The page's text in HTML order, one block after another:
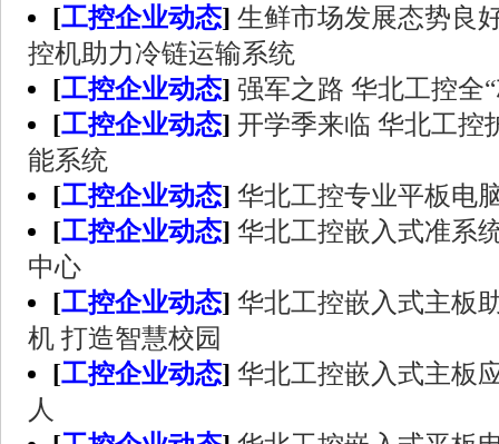
[工控企业动态] 生鲜市场发展态势良
控机助力冷链运输系统
[工控企业动态] 强军之路 华北工控全
[工控企业动态] 开学季来临 华北工控
能系统
[工控企业动态] 华北工控专业平板电
[工控企业动态] 华北工控嵌入式准系
中心
[工控企业动态] 华北工控嵌入式主板
机 打造智慧校园
[工控企业动态] 华北工控嵌入式主板
人